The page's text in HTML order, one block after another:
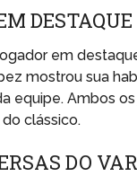
DESTAQUE
em
mostrou sua
equipe. Ambos
clássico.
DO VAR